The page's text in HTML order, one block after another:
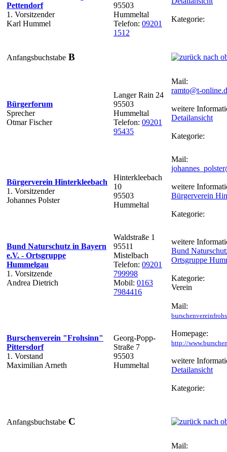
Pettendorf
1. Vorsitzender
Karl Hummel
95503
Hummeltal
Telefon: 09201
1512
Kategorie:
Anfangsbuchstabe B
Bürgerforum
Sprecher
Otmar Fischer
Langer Rain 24
95503
Hummeltal
Telefon: 09201
95435
Mail:
ramto@t-
weitere
Detailansicht
Kategorie:
Bürgerverein Hinterkleebach
1. Vorsitzender
Johannes Polster
Hinterkleebach
10
95503
Hummeltal
Mail:
weitere
Bürgerverein
Kategorie:
Bund Naturschutz in Bayern
e.V. - Ortsgruppe
Hummelgau
1. Vorsitzende
Andrea Dietrich
Waldstraße 1
95511
Mistelbach
Telefon: 09201
799998
Mobil: 0163
7984416
weitere
Bund
Ortsgruppe
Kategorie:
Verein
Burschenverein "Frohsinn"
Pittersdorf
1. Vorstand
Maximilian Arneth
Georg-Popp-
Straße 7
95503
Hummeltal
Mail:
Homepage:
http://
weitere
Detailansicht
Kategorie:
Anfangsbuchstabe C
Mail: